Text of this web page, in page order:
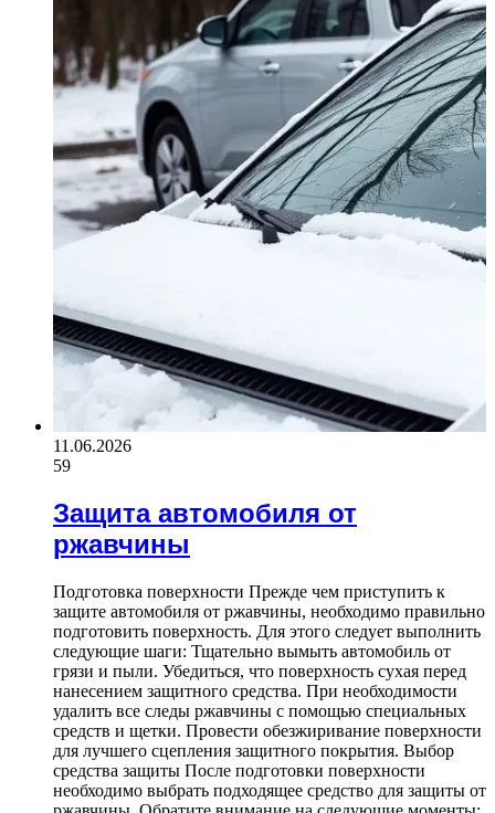
11.06.2026
59
Защита автомобиля от
ржавчины
Подготовка поверхности Прежде чем приступить к
защите автомобиля от ржавчины, необходимо правильно
подготовить поверхность. Для этого следует выполнить
следующие шаги: Тщательно вымыть автомобиль от
грязи и пыли. Убедиться, что поверхность сухая перед
нанесением защитного средства. При необходимости
удалить все следы ржавчины с помощью специальных
средств и щетки. Провести обезжиривание поверхности
для лучшего сцепления защитного покрытия. Выбор
средства защиты После подготовки поверхности
необходимо выбрать подходящее средство для защиты от